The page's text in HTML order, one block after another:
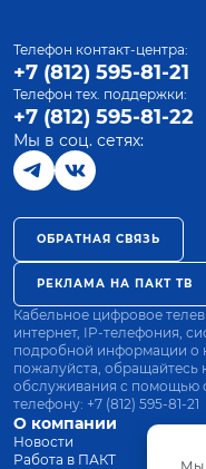
О компании
Новости
Работа в ПАКТ
Телефон контакт-центра:
+7 (812) 595-81-21
Телефон тех. поддержки:
+7 (812) 595-81-22
Мы в соц. сетях:
ОБРАТНАЯ СВЯЗЬ
РЕКЛАМА НА ПАКТ ТВ
Кабельное цифровое
интернет, IP-телефония,
подробной информации о
пожалуйста, обращайтесь
обслуживания с помощью
телефону: +7 (812) 595-81-21